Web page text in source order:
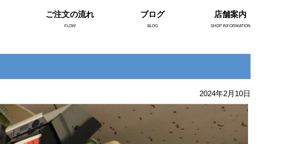
ご注文の流れ
FLOW
ブログ
BLOG
店舗案内
SHOP INFORMATION
2024年2月10日